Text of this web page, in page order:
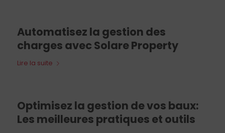
Automatisez la gestion des
charges avec Solare Property
Lire la suite
Optimisez la gestion de vos baux:
Les meilleures pratiques et outils